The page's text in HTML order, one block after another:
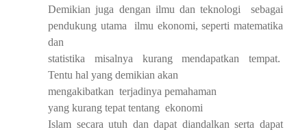
Demikian juga dengan ilmu dan teknologi
sebagai
pendukung utama
ilmu ekonomi, seperti matematika
dan
statistika misalnya kurang mendapatkan tempat.
Tentu hal yang demikian akan
mengakibatkan terjadinya pemahaman
yang kurang tepat tentang ekonomi
Islam secara utuh dan dapat diandalkan serta dapat